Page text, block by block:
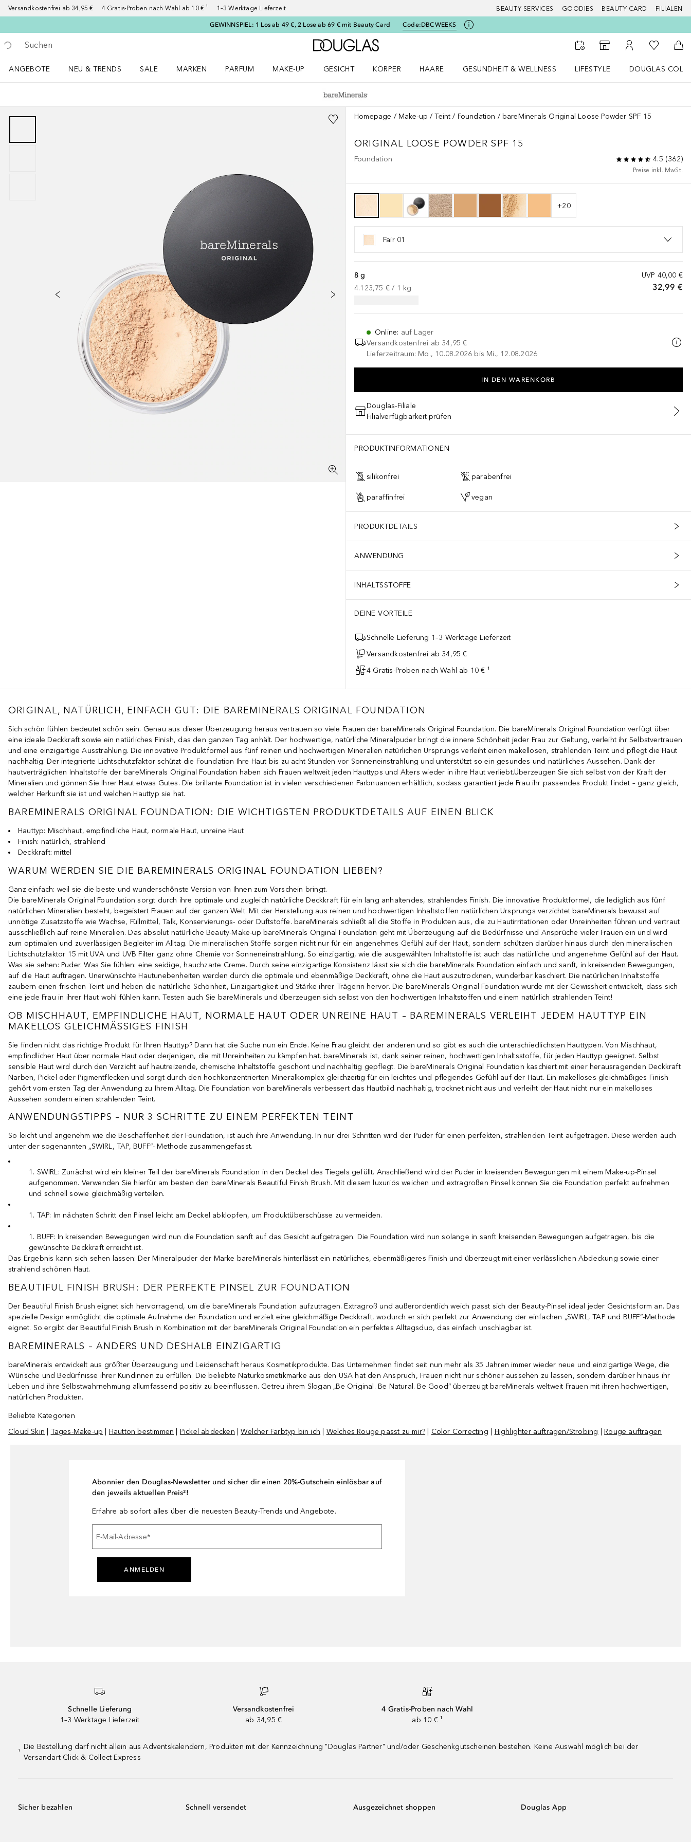
Versandkostenfrei ab 34,95 € 4 Gratis-Proben nach Wahl ab 10 € ¹ 1–3 Werktage Lieferzeit BEAUTY SERVICES GOODIES BEAUTY CARD FILIALEN
GEWINNSPIEL: 1 Los ab 49 €, 2 Lose ab 69 € mit Beauty Card Code:DBCWEEKS
Gehe zurück
Suche ausführen
Zur Douglas Startseite
Zum Storefinder
Zu Meinem
Zu Meiner
ANGEBOTE
NEU & TRENDS
SALE
MARKEN
PARFUM
MAKE-UP
GESICHT
KÖRPER
HAARE
GESUNDHEIT & WELLNESS
LIFESTYLE
DOUGLAS
Homepage Make-up Teint Foundation bareMinerals Original Loose Powder SPF 15
ORIGINAL LOOSE POWDER SPF 15
Foundation 4.5 (362)
Preise inkl. MwSt.
+20
Fair 01
UVP 40,00 €
32,99 €
8 g
4.123,75 € / 1 kg
Online: auf Lager
Versandkostenfrei ab 34,95 €
Lieferzeitraum: Mo., 10.08.2026 bis Mi., 12.08.2026
IN DEN WARENKORB
Douglas-Filiale
Filialverfügbarkeit prüfen
PRODUKTINFORMATIONEN
silikonfrei parabenfrei
paraffinfrei vegan
PRODUKTDETAILS
ANWENDUNG
INHALTSSTOFFE
Die bareMinerals Original SPF 15 Foundation wird aus nur fünf natürlichen, hochwertigen Mineralien aus der Erde hergestellt. Das bareMinerals Mineralien-Make-up gibt es in 20 verschiedenen
DEINE VORTEILE
Schnelle Lieferung 1–3 Werktage Lieferzeit
Versandkostenfrei ab 34,95 €
4 Gratis-Proben nach Wahl ab 10 € ¹
ORIGINAL, NATÜRLICH, EINFACH GUT: DIE BAREMINERALS ORIGINAL FOUNDATION
Sich schön fühlen bedeutet schön sein. Genau aus dieser Überzeugung heraus vertrauen so viele Frauen der bareMinerals Original Foundation. Die bareMinerals Original Foundation verfügt über
eine ideale Deckkraft sowie ein natürliches Finish, das den ganzen Tag anhält. Der hochwertige, natürliche Mineralpuder bringt die innere Schönheit jeder Frau zur Geltung, verleiht ihr Selbstvertrauen
und eine einzigartige Ausstrahlung. Die innovative Produktformel aus fünf reinen und hochwertigen Mineralien natürlichen Ursprungs verleiht einen makellosen, strahlenden Teint und pflegt die Haut
nachhaltig. Der integrierte Lichtschutzfaktor schützt die Foundation Ihre Haut bis zu acht Stunden vor Sonneneinstrahlung und unterstützt so ein gesundes und natürliches Aussehen. Dank der
hautverträglichen Inhaltstoffe der bareMinerals Original Foundation haben sich Frauen weltweit jeden Hauttyps und Alters wieder in ihre Haut verliebt.Überzeugen Sie sich selbst von der Kraft der
Mineralien und gönnen Sie Ihrer Haut etwas Gutes. Die brillante Foundation ist in vielen verschiedenen Farbnuancen erhältlich, sodass garantiert jede Frau ihr passendes Produkt findet – ganz gleich,
welcher Herkunft sie ist und welchen Hauttyp sie hat.
BAREMINERALS ORIGINAL FOUNDATION: DIE WICHTIGSTEN PRODUKTDETAILS AUF EINEN BLICK
Hauttyp: Mischhaut, empfindliche Haut, normale Haut, unreine Haut
Finish: natürlich, strahlend
Deckkraft: mittel
WARUM WERDEN SIE DIE BAREMINERALS ORIGINAL FOUNDATION LIEBEN?
Ganz einfach: weil sie die beste und wunderschönste Version von Ihnen zum Vorschein bringt.
Die bareMinerals Original Foundation sorgt durch ihre optimale und zugleich natürliche Deckkraft für ein lang anhaltendes, strahlendes Finish. Die innovative Produktformel, die lediglich aus fünf
natürlichen Mineralien besteht, begeistert Frauen auf der ganzen Welt. Mit der Herstellung aus reinen und hochwertigen Inhaltstoffen natürlichen Ursprungs verzichtet bareMinerals bewusst auf
unnötige Zusatzstoffe wie Wachse, Füllmittel, Talk, Konservierungs- oder Duftstoffe. bareMinerals schließt all die Stoffe in Produkten aus, die zu Hautirritationen oder Unreinheiten führen und vertraut
ausschließlich auf reine Mineralien. Das absolut natürliche Beauty-Make-up bareMinerals Original Foundation geht mit Überzeugung auf die Bedürfnisse und Ansprüche vieler Frauen ein und wird
zum optimalen und zuverlässigen Begleiter im Alltag. Die mineralischen Stoffe sorgen nicht nur für ein angenehmes Gefühl auf der Haut, sondern schützen darüber hinaus durch den mineralischen
Lichtschutzfaktor 15 mit UVA und UVB Filter ganz ohne Chemie vor Sonneneinstrahlung. So einzigartig, wie die ausgewählten Inhaltstoffe ist auch das natürliche und angenehme Gefühl auf der Haut.
Was sie sehen: Puder. Was Sie fühlen: eine seidige, hauchzarte Creme. Durch seine einzigartige Konsistenz lässt sie sich die bareMinerals Foundation einfach und sanft, in kreisenden Bewegungen,
auf die Haut auftragen. Unerwünschte Hautunebenheiten werden durch die optimale und ebenmäßige Deckkraft, ohne die Haut auszutrocknen, wunderbar kaschiert. Die natürlichen Inhaltstoffe
zaubern einen frischen Teint und heben die natürliche Schönheit, Einzigartigkeit und Stärke ihrer Trägerin hervor. Die bareMinerals Original Foundation wurde mit der Gewissheit entwickelt, dass sich
eine jede Frau in ihrer Haut wohl fühlen kann. Testen auch Sie bareMinerals und überzeugen sich selbst von den hochwertigen Inhaltstoffen und einem natürlich strahlenden Teint!
OB MISCHHAUT, EMPFINDLICHE HAUT, NORMALE HAUT ODER UNREINE HAUT – BAREMINERALS VERLEIHT JEDEM HAUTTYP EIN
MAKELLOS GLEICHMÄSSIGES FINISH
Sie finden nicht das richtige Produkt für Ihren Hauttyp? Dann hat die Suche nun ein Ende. Keine Frau gleicht der anderen und so gibt es auch die unterschiedlichsten Hauttypen. Von Mischhaut,
empfindlicher Haut über normale Haut oder derjenigen, die mit Unreinheiten zu kämpfen hat. bareMinerals ist, dank seiner reinen, hochwertigen Inhaltsstoffe, für jeden Hauttyp geeignet. Selbst
sensible Haut wird durch den Verzicht auf hautreizende, chemische Inhaltstoffe geschont und nachhaltig gepflegt. Die bareMinerals Original Foundation kaschiert mit einer herausragenden Deckkraft
Narben, Pickel oder Pigmentflecken und sorgt durch den hochkonzentrierten Mineralkomplex gleichzeitig für ein leichtes und pflegendes Gefühl auf der Haut. Ein makelloses gleichmäßiges Finish
gehört vom ersten Tag der Anwendung zu Ihrem Alltag. Die Foundation von bareMinerals verbessert das Hautbild nachhaltig, trocknet nicht aus und verleiht der Haut nicht nur ein makelloses
Aussehen sondern einen strahlenden Teint.
ANWENDUNGSTIPPS – NUR 3 SCHRITTE ZU EINEM PERFEKTEN TEINT
So leicht und angenehm wie die Beschaffenheit der Foundation, ist auch ihre Anwendung. In nur drei Schritten wird der Puder für einen perfekten, strahlenden Teint aufgetragen. Diese werden auch
unter der sogenannten „SWIRL, TAP, BUFF“- Methode zusammengefasst.
SWIRL: Zunächst wird ein kleiner Teil der bareMinerals Foundation in den Deckel des Tiegels gefüllt. Anschließend wird der Puder in kreisenden Bewegungen mit einem Make-up-Pinsel
aufgenommen. Verwenden Sie hierfür am besten den bareMinerals Beautiful Finish Brush. Mit diesem luxuriös weichen und extragroßen Pinsel können Sie die Foundation perfekt aufnehmen
und schnell sowie gleichmäßig verteilen.
TAP: Im nächsten Schritt den Pinsel leicht am Deckel abklopfen, um Produktüberschüsse zu vermeiden.
BUFF: In kreisenden Bewegungen wird nun die Foundation sanft auf das Gesicht aufgetragen. Die Foundation wird nun solange in sanft kreisenden Bewegungen aufgetragen, bis die
gewünschte Deckkraft erreicht ist.
Das Ergebnis kann sich sehen lassen: Der Mineralpuder der Marke bareMinerals hinterlässt ein natürliches, ebenmäßigeres Finish und überzeugt mit einer verlässlichen Abdeckung sowie einer
strahlend schönen Haut.
BEAUTIFUL FINISH BRUSH: DER PERFEKTE PINSEL ZUR FOUNDATION
Der Beautiful Finish Brush eignet sich hervorragend, um die bareMinerals Foundation aufzutragen. Extragroß und außerordentlich weich passt sich der Beauty-Pinsel ideal jeder Gesichtsform an. Das
spezielle Design ermöglicht die optimale Aufnahme der Foundation und erzielt eine gleichmäßige Deckkraft, wodurch er sich perfekt zur Anwendung der einfachen „SWIRL, TAP und BUFF“-Methode
eignet. So ergibt der Beautiful Finish Brush in Kombination mit der bareMinerals Original Foundation ein perfektes Alltagsduo, das einfach unschlagbar ist.
BAREMINERALS – ANDERS UND DESHALB EINZIGARTIG
bareMinerals entwickelt aus größter Überzeugung und Leidenschaft heraus Kosmetikprodukte. Das Unternehmen findet seit nun mehr als 35 Jahren immer wieder neue und einzigartige Wege, die
Wünsche und Bedürfnisse ihrer Kundinnen zu erfüllen. Die beliebte Naturkosmetikmarke aus den USA hat den Anspruch, Frauen nicht nur schöner aussehen zu lassen, sondern darüber hinaus ihr
Leben und ihre Selbstwahrnehmung allumfassend positiv zu beeinflussen. Getreu ihrem Slogan „Be Original. Be Natural. Be Good“ überzeugt bareMinerals weltweit Frauen mit ihren hochwertigen,
natürlichen Produkten.
Beliebte Kategorien
Cloud Skin
Tages-Make-up Hautton bestimmen Pickel abdecken |Welcher Farbtyp bin ich Welches Rouge passt zu mir? Color Correcting Highlighter auftragen/Strobing |Rouge auftragen
Abonnier den Douglas-Newsletter und sicher dir einen 20%-Gutschein einlösbar auf
den jeweils aktuellen Preis²!
Erfahre ab sofort alles über die neuesten Beauty-Trends und Angebote.
E-Mail-Adresse*
ANMELDEN
Schnelle Lieferung
1–3 Werktage Lieferzeit
Versandkostenfrei
ab 34,95 €
4 Gratis-Proben nach Wahl
ab 10 € ¹
¹
Die Bestellung darf nicht allein aus Adventskalendern, Produkten mit der Kennzeichnung "Douglas Partner" und/oder Geschenkgutscheinen bestehen. Keine Auswahl möglich bei der
Versandart Click & Collect Express
Sicher bezahlen Schnell versendet Ausgezeichnet shoppen Douglas App